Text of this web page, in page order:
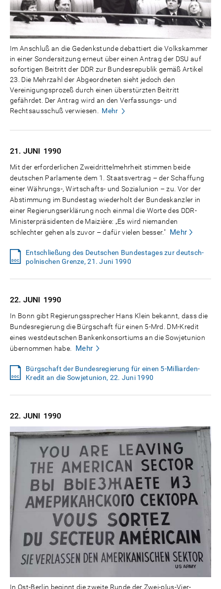
Im Anschluß an die Gedenkstunde debattiert die Volkskammer
in einer Sondersitzung erneut über einen Antrag der DSU auf
sofortigen Beitritt der DDR zur Bundesrepublik gemäß Artikel
23. Die Mehrzahl der Abgeordneten sieht jedoch den
Vereinigungsprozeß durch einen überstürzten Beitritt
gefährdet. Der Antrag wird an den Verfassungs- und
Rechtsausschuß verwiesen.
Mehr
21. JUNI 1990
Mit der erforderlichen Zweidrittelmehrheit stimmen beide
deutschen Parlamente dem 1. Staatsvertrag – der Schaffung
einer Währungs-, Wirtschafts- und Sozialunion – zu. Vor der
Abstimmung im Bundestag wiederholt der Bundeskanzler in
einer Regierungserklärung noch einmal die Worte des DDR-
Ministerpräsidenten de Maizière: „Es wird niemanden
schlechter gehen als zuvor – dafür vielen besser." Mehr
Entschließung des Deutschen Bundestages zur deutsch-
polnischen Grenze, 21. Juni 1990
22. JUNI 1990
In Bonn gibt Regierungssprecher Hans Klein bekannt, dass die
Bundesregierung die Bürgschaft für einen 5-Mrd. DM-Kredit
eines westdeutschen Bankenkonsortiums an die Sowjetunion
übernommen habe.
Mehr
Bürgschaft der Bundesregierung für einen 5-Milliarden-
Kredit an die Sowjetunion, 22. Juni 1990
22. JUNI 1990
In Ost-Berlin beginnt die zweite Runde der Zwei-plus-Vier-